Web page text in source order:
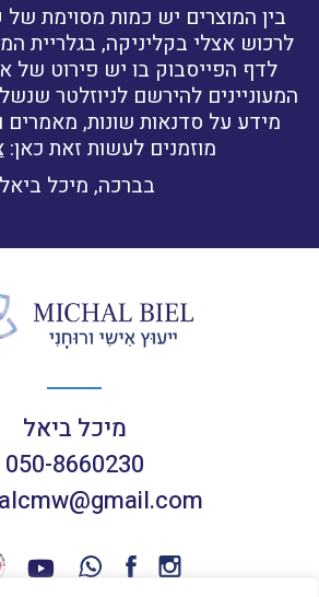
בין המוצרים יש כמות מסוימת של
לרכוש אצלי בקליניקה, בגלריית
לדף הפייסבוק בו יש פירוט של
המעוניינים להירשם לניוזלטר
מידע על סדנאות שונות, מאמרים
מוזמנים לעשות זאת כאן:
בברכה, מיכל
מיכל ביאל
050-8660230